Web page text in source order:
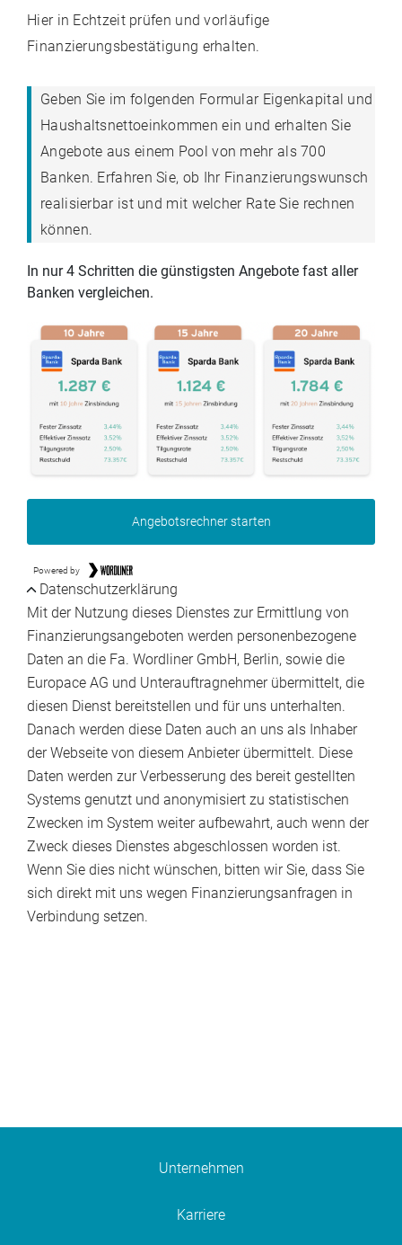
Hier in Echtzeit prüfen und vorläufige
Finanzierungsbestätigung erhalten.
Geben Sie im folgenden Formular Eigenkapital und
Haushaltsnettoeinkommen ein und erhalten Sie
Angebote aus einem Pool von mehr als 700
Banken. Erfahren Sie, ob Ihr Finanzierungswunsch
realisierbar ist und mit welcher Rate Sie rechnen
können.
In nur 4 Schritten die günstigsten Angebote fast aller
Banken vergleichen.
Angebotsrechner starten
Powered by
Datenschutzerklärung
Mit der Nutzung dieses Dienstes zur Ermittlung von
Finanzierungsangeboten werden personenbezogene
Daten an die Fa. Wordliner GmbH, Berlin, sowie die
Europace AG und Unterauftragnehmer übermittelt, die
diesen Dienst bereitstellen und für uns unterhalten.
Danach werden diese Daten auch an uns als Inhaber
der Webseite von diesem Anbieter übermittelt. Diese
Daten werden zur Verbesserung des bereit gestellten
Systems genutzt und anonymisiert zu statistischen
Zwecken im System weiter aufbewahrt, auch wenn der
Zweck dieses Dienstes abgeschlossen worden ist.
Wenn Sie dies nicht wünschen, bitten wir Sie, dass Sie
sich direkt mit uns wegen Finanzierungsanfragen in
Verbindung setzen.
Unternehmen
Karriere